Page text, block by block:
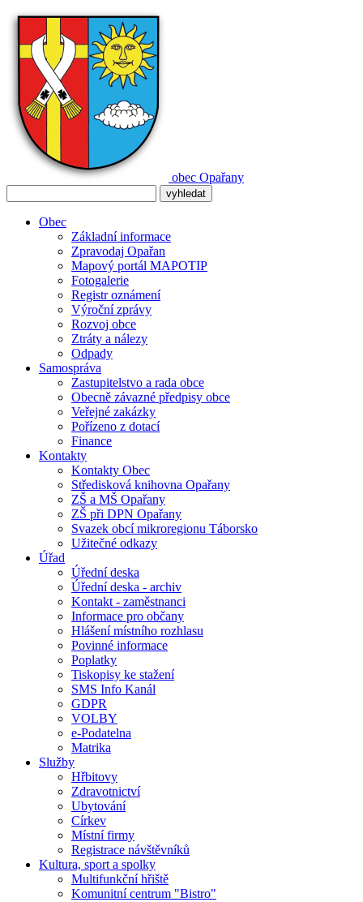
obec Opařany
Obec
Základní informace
Zpravodaj Opařan
Mapový portál MAPOTIP
Fotogalerie
Registr oznámení
Výroční zprávy
Rozvoj obce
Ztráty a nálezy
Odpady
Samospráva
Zastupitelstvo a rada obce
Obecně závazné předpisy obce
Veřejné zakázky
Pořízeno z dotací
Finance
Kontakty
Kontakty Obec
Středisková knihovna Opařany
ZŠ a MŠ Opařany
ZŠ při DPN Opařany
Svazek obcí mikroregionu Táborsko
Užitečné odkazy
Úřad
Úřední deska
Úřední deska - archiv
Kontakt - zaměstnanci
Informace pro občany
Hlášení místního rozhlasu
Povinné informace
Poplatky
Tiskopisy ke stažení
SMS Info Kanál
GDPR
VOLBY
e-Podatelna
Matrika
Služby
Hřbitovy
Zdravotnictví
Ubytování
Církev
Místní firmy
Registrace návštěvníků
Kultura, sport a spolky
Multifunkční hřiště
Komunitní centrum "Bistro"